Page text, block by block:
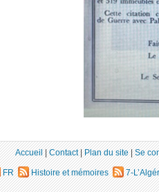
Accueil|Contact|Plan du site|Se
FR Histoire et mémoires 7-